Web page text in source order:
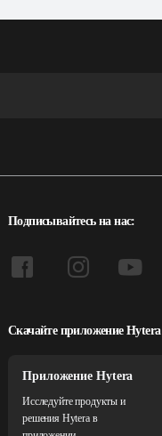
Подписывайтесь на нас:
Скачайте приложение Hytera
Приложение Hytera
Исследуйте продукты и
решения Hytera в